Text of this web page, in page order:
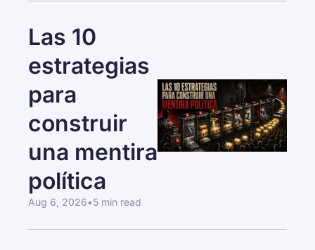
Las 10
estrategias
para
construir
una mentira
política
Aug 6, 2026•5 min read